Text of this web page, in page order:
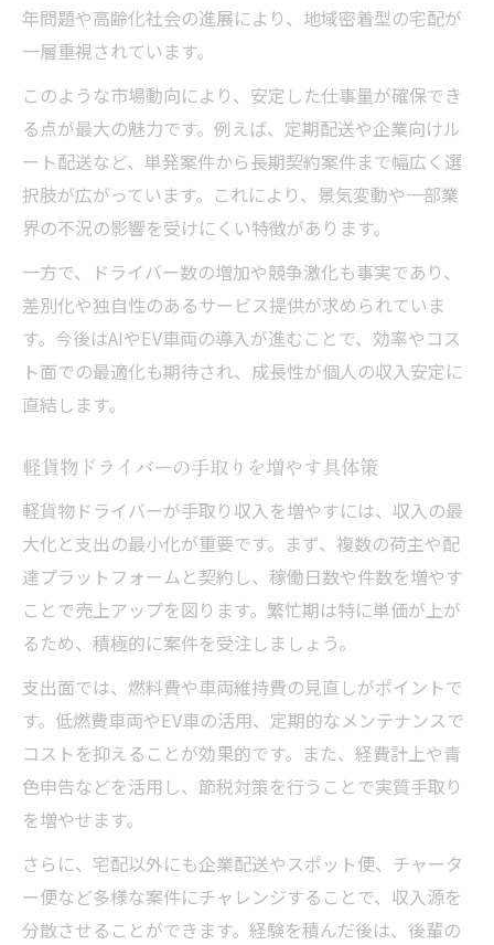
年問題や高齢化社会の進展により、地域密着型の宅配が
一層重視されています。
このような市場動向により、安定した仕事量が確保でき
る点が最大の魅力です。例えば、定期配送や企業向けル
ート配送など、単発案件から長期契約案件まで幅広く選
択肢が広がっています。これにより、景気変動や一部業
界の不況の影響を受けにくい特徴があります。
一方で、ドライバー数の増加や競争激化も事実であり、
差別化や独自性のあるサービス提供が求められていま
す。今後はAIやEV車両の導入が進むことで、効率やコス
ト面での最適化も期待され、成長性が個人の収入安定に
直結します。
軽貨物ドライバーの手取りを増やす具体策
軽貨物ドライバーが手取り収入を増やすには、収入の最
大化と支出の最小化が重要です。まず、複数の荷主や配
達プラットフォームと契約し、稼働日数や件数を増やす
ことで売上アップを図ります。繁忙期は特に単価が上が
るため、積極的に案件を受注しましょう。
支出面では、燃料費や車両維持費の見直しがポイントで
す。低燃費車両やEV車の活用、定期的なメンテナンスで
コストを抑えることが効果的です。また、経費計上や青
色申告などを活用し、節税対策を行うことで実質手取り
を増やせます。
さらに、宅配以外にも企業配送やスポット便、チャータ
ー便など多様な案件にチャレンジすることで、収入源を
分散させることができます。経験を積んだ後は、後輩の